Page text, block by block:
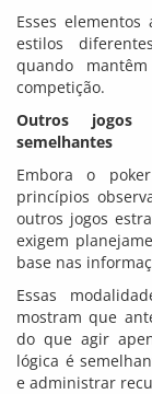
Esses
estilos
quando
competição.
Outros jogos
semelhantes
Embora o
princípios
outros jogos
exigem
base nas
Essas
mostram que
do que agir
lógica é
e administrar